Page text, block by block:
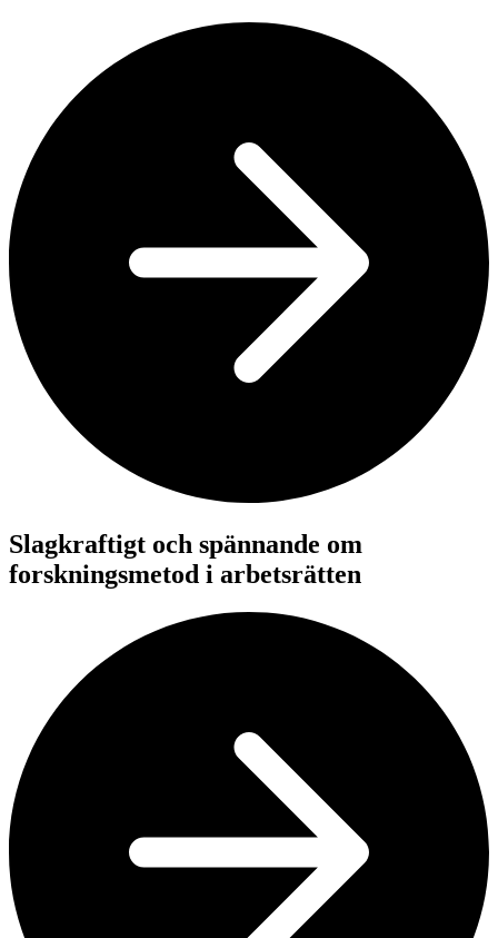
Slagkraftigt och spännande om
forskningsmetod i arbetsrätten